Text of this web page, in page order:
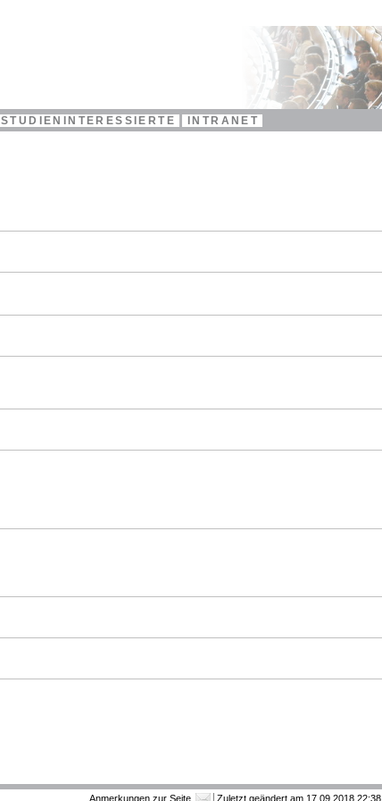
INTRANET
Anmerkungen zur Seite Zuletzt geändert am 17.09.2018 22:38